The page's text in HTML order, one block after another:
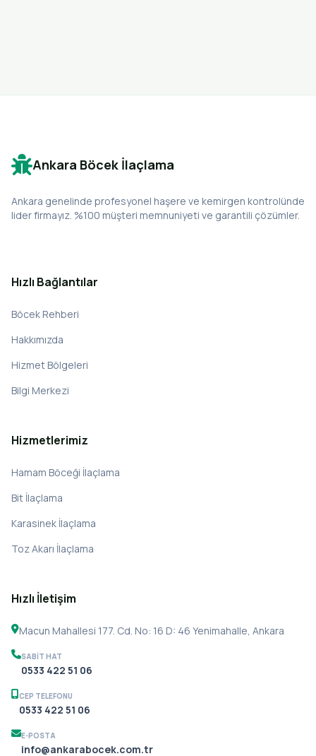
Ankara Böcek İlaçlama
Ankara genelinde profesyonel haşere ve kemirgen kontrolünde
lider firmayız. %100 müşteri memnuniyeti ve garantili çözümler.
Hızlı Bağlantılar
Böcek Rehberi
Hakkımızda
Hizmet Bölgeleri
Bilgi Merkezi
Hizmetlerimiz
Hamam Böceği İlaçlama
Bit İlaçlama
Karasinek İlaçlama
Toz Akarı İlaçlama
Hızlı İletişim
Macun Mahallesi 177. Cd. No: 16 D: 46 Yenimahalle, Ankara
SABIT HAT
0533 422 51 06
CEP TELEFONU
0533 422 51 06
E-POSTA
info@ankarabocek.com.tr